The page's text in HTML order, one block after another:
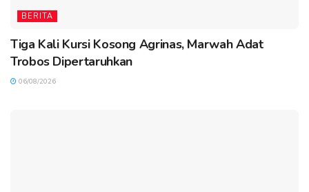
BERITA
Tiga Kali Kursi Kosong Agrinas, Marwah Adat
Trobos Dipertaruhkan
06/08/2026